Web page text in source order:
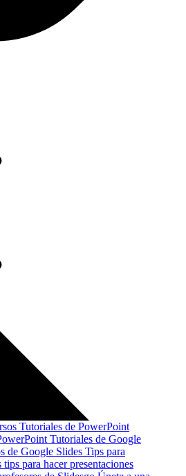
Tutoriales de PowerPoint
Tutoriales de Google
de Google Slides Tips para
para hacer presentaciones